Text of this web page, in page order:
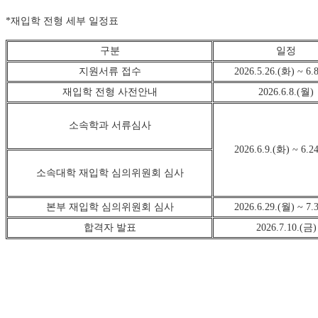
*재입학 전형 세부 일정표
구분
일정
지원서류 접수
2026.5.26.(화) ~
재입학 전형 사전안내
2026.6.8.(월)
소속학과 서류심사
2026.6.9.(화) ~
소속대학 재입학 심의위원회 심사
본부 재입학 심의위원회 심사
2026.6.29.(월) ~
합격자 발표
2026.7.10.(금)